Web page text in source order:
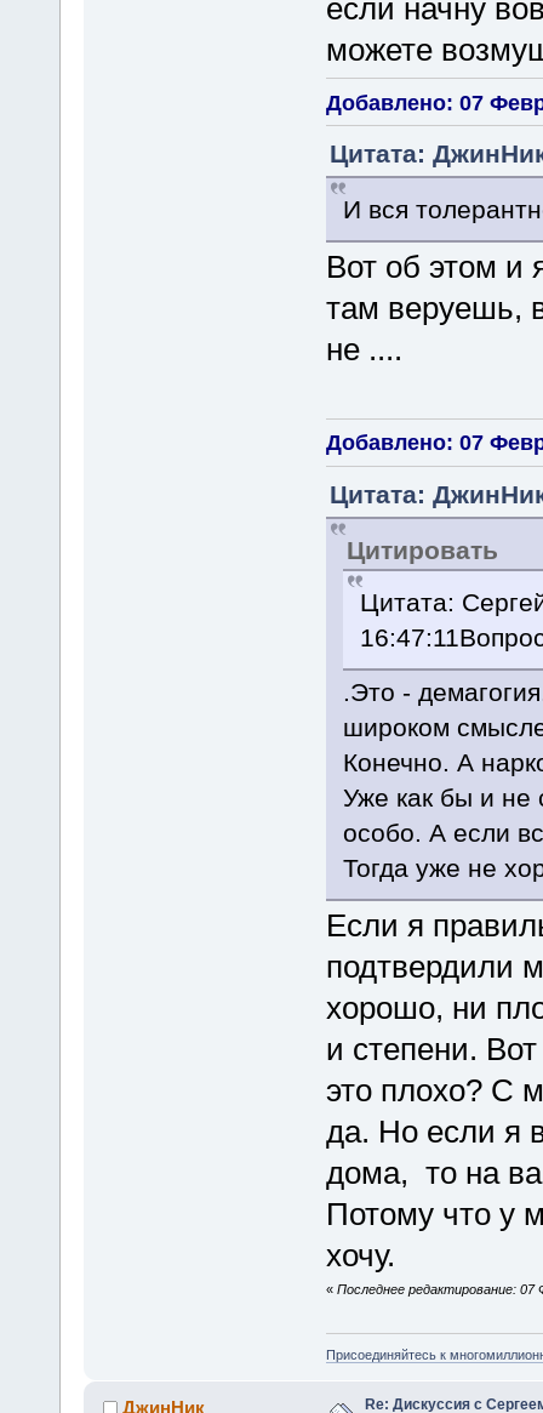
если начну
можете
Добавлено: 07
Цитата:
И вся
Вот об этом и
там веруешь,
не ....
Добавлено: 07
Цитата:
Цитировать
Цитата:
.Это -
широком
Конечно. А
Уже как бы и не
особо. А если
Тогда уже не
Если я
подтвердили
хорошо, ни
и степени.
это плохо? С
да. Но если я
дома, то на
Потому что у
хочу.
« Последнее редактирование: 07
Присоединяйтесь к
ДжинНик Re: Дискуссия с